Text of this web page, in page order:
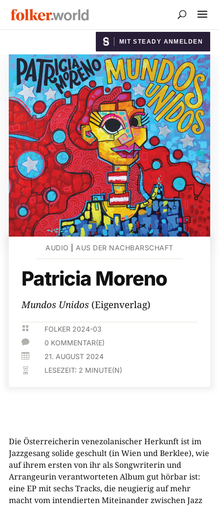
MIT STEADY ANMELDEN
AUDIO AUS DER NACHBARSCHAFT
Patricia Moreno
Mundos Unidos (Eigenverlag)
 FOLKER 2024-03
 0 KOMMENTAR(E)
 21. AUGUST 2024
 LESEZEIT: 2 MINUTE(N)
Die Österreicherin venezolanischer Herkunft ist im
Jazzgesang solide geschult (in Wien und Berklee), wie
auf ihrem ersten von ihr als Songwriterin und
Arrangeurin verantworteten Album gut hörbar ist:
eine EP mit sechs Tracks, die neugierig auf mehr
macht vom intendierten Miteinander zwischen Jazz